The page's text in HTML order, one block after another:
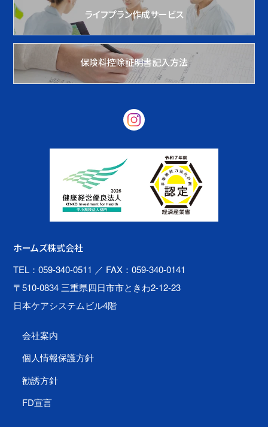
ライフプラン作成サービス
保険料控除証明書記入方法
ホームズ株式会社
TEL：059-340-0511 ／ FAX：059-340-0141
〒510-0834 三重県四日市市ときわ2-12-23
日本ケアシステムビル4階
会社案内
個人情報保護方針
勧誘方針
FD宣言